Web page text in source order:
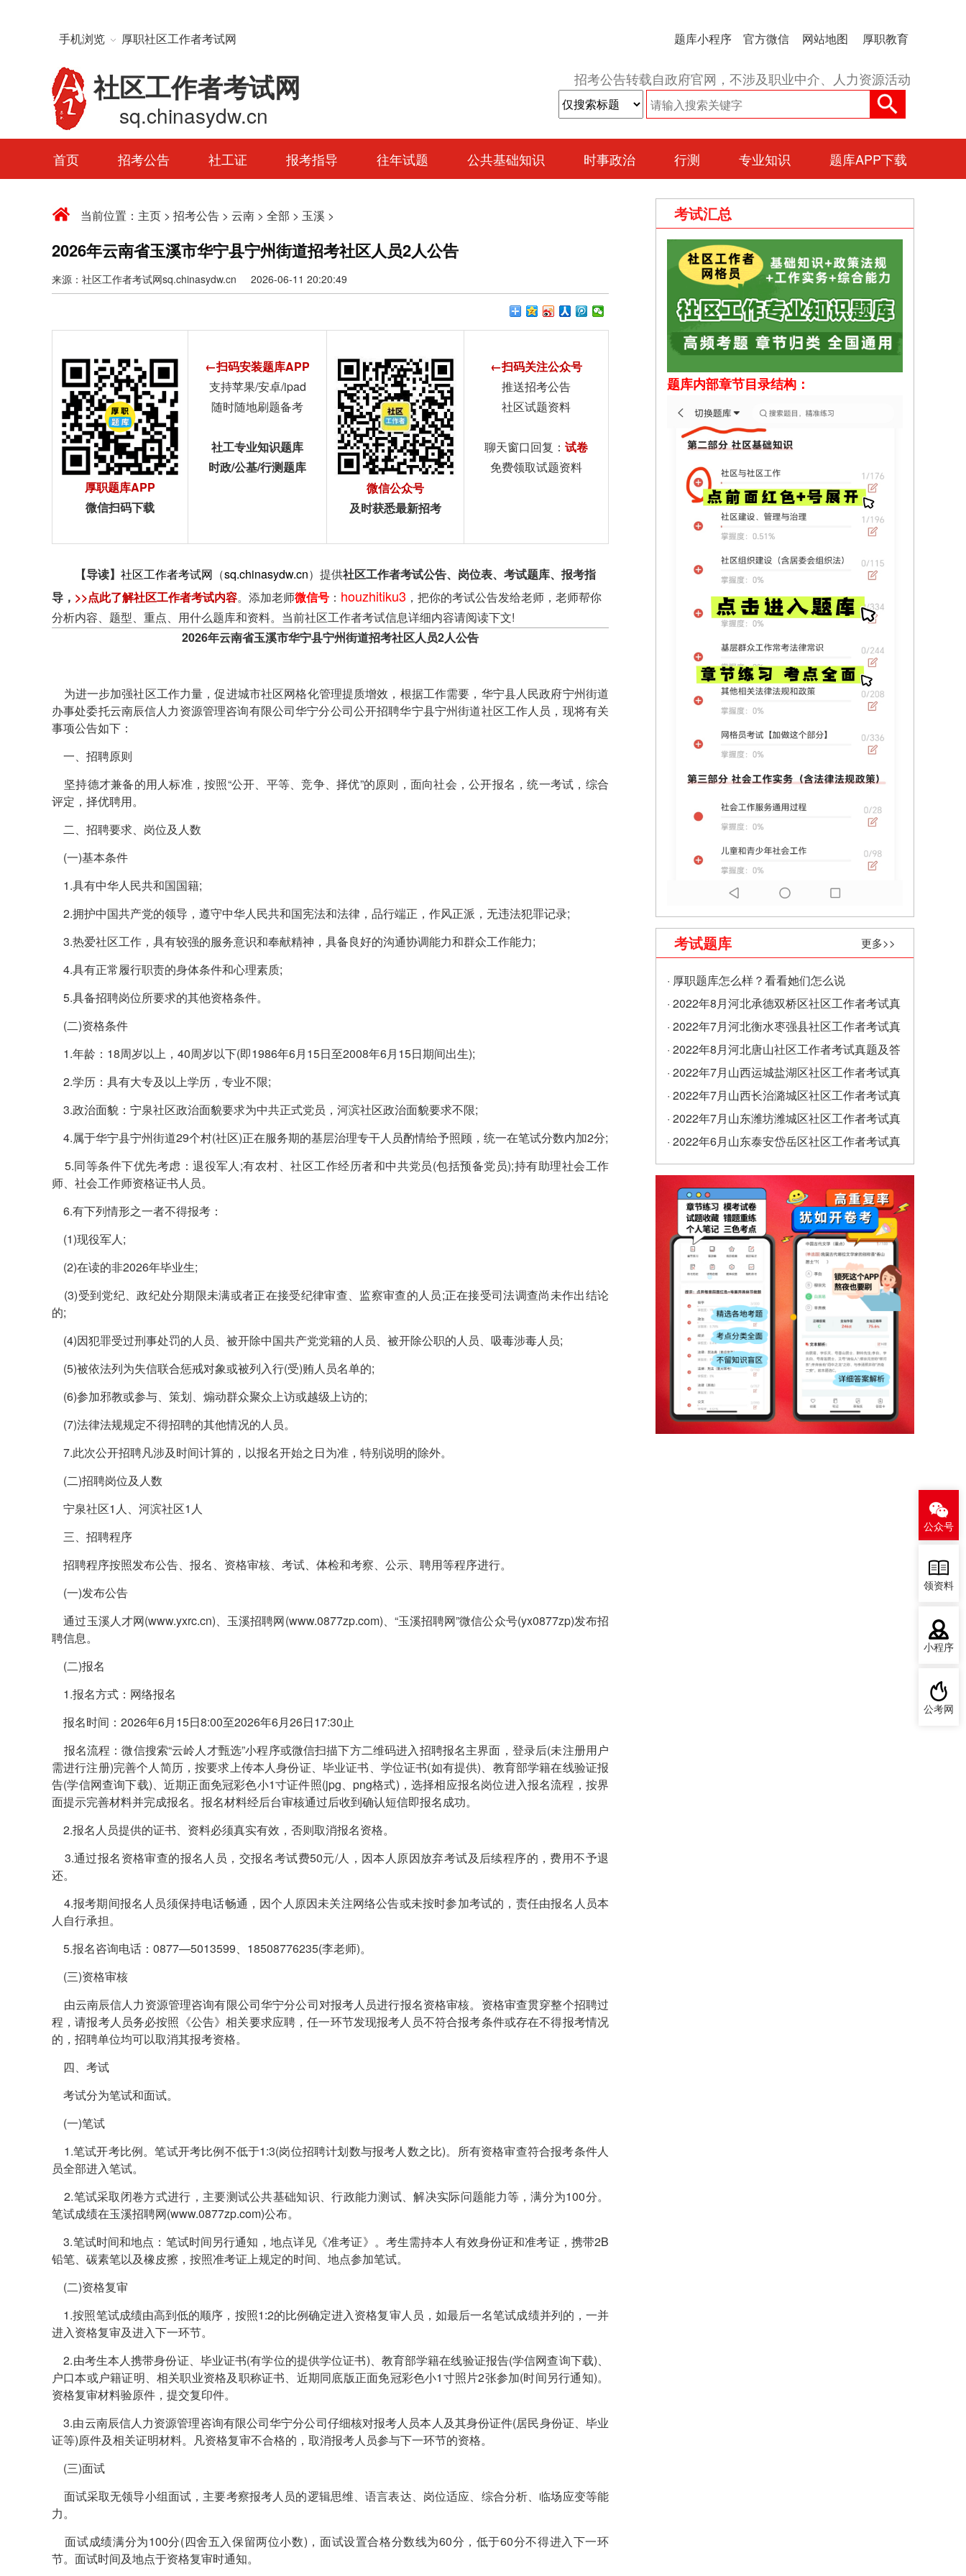
手机浏览 厚职社区工作者考试网 题库小程序 官方微信 网站地图 厚职教育
社区工作者考试网
sq.chinasydw.cn
招考公告转载自政府官网，不涉及职业中介、人力资源活动
首页 招考公告 社工证 报考指导 往年试题 公共基础知识 时事政治 行测 专业知识 题库APP下载
当前位置： 主页 > 招考公告 > 云南 > 全部 > 玉溪 >
2026年云南省玉溪市华宁县宁州街道招考社区人员2人公告
来源：社区工作者考试网sq.chinasydw.cn 2026-06-11 20:20:49
厚职题库APP
微信扫码下载
←扫码安装题库APP
支持苹果/安卓/ipad
随时随地刷题备考
社工专业知识题库
时政/公基/行测题库
微信公众号
及时获悉最新招考
←扫码关注公众号
推送招考公告
社区试题资料
聊天窗口回复： 试卷
免费领取试题资料
【导读】 社区工作者考试网 （sq.chinasydw.cn）提供社区工作者考试公告、岗位表、考试题库、报考指
导 ， >>点此了解社区工作者考试内容。添加老师微信号 ： houzhitiku3 ，把你的考试公告发给老师，老师帮你
分析内容、题型、重点、用什么题库和资料。当前社区工作者考试信息详细内容请阅读下文!
2026年云南省玉溪市华宁县宁州街道招考社区人员2人公告
为进一步加强社区工作力量，促进城市社区网格化管理提质增效，根据工作需要，华宁县人民政府宁州街道
办事处委托云南辰信人力资源管理咨询有限公司华宁分公司公开招聘华宁县宁州街道社区工作人员，现将有关
事项公告如下：
一、招聘原则
坚持德才兼备的用人标准，按照“公开、平等、竞争、择优”的原则，面向社会，公开报名，统一考试，综合
评定，择优聘用。
二、招聘要求、岗位及人数
(一)基本条件
1.具有中华人民共和国国籍;
2.拥护中国共产党的领导，遵守中华人民共和国宪法和法律，品行端正，作风正派，无违法犯罪记录;
3.热爱社区工作，具有较强的服务意识和奉献精神，具备良好的沟通协调能力和群众工作能力;
4.具有正常履行职责的身体条件和心理素质;
5.具备招聘岗位所要求的其他资格条件。
(二)资格条件
1.年龄：18周岁以上，40周岁以下(即1986年6月15日至2008年6月15日期间出生);
2.学历：具有大专及以上学历，专业不限;
3.政治面貌：宁泉社区政治面貌要求为中共正式党员，河滨社区政治面貌要求不限;
4.属于华宁县宁州街道29个村(社区)正在服务期的基层治理专干人员酌情给予照顾，统一在笔试分数内加2分;
5.同等条件下优先考虑：退役军人;有农村、社区工作经历者和中共党员(包括预备党员);持有助理社会工作
师、社会工作师资格证书人员。
6.有下列情形之一者不得报考：
(1)现役军人;
(2)在读的非2026年毕业生;
(3)受到党纪、政纪处分期限未满或者正在接受纪律审查、监察审查的人员;正在接受司法调查尚未作出结论
的;
(4)因犯罪受过刑事处罚的人员、被开除中国共产党党籍的人员、被开除公职的人员、吸毒涉毒人员;
(5)被依法列为失信联合惩戒对象或被列入行(受)贿人员名单的;
(6)参加邪教或参与、策划、煽动群众聚众上访或越级上访的;
(7)法律法规规定不得招聘的其他情况的人员。
7.此次公开招聘凡涉及时间计算的，以报名开始之日为准，特别说明的除外。
(二)招聘岗位及人数
宁泉社区1人、河滨社区1人
三、招聘程序
招聘程序按照发布公告、报名、资格审核、考试、体检和考察、公示、聘用等程序进行。
(一)发布公告
通过玉溪人才网(www.yxrc.cn)、玉溪招聘网(www.0877zp.com)、“玉溪招聘网”微信公众号(yx0877zp)发布招
聘信息。
(二)报名
1.报名方式：网络报名
报名时间：2026年6月15日8:00至2026年6月26日17:30止
报名流程：微信搜索“云岭人才甄选”小程序或微信扫描下方二维码进入招聘报名主界面，登录后(未注册用户
需进行注册)完善个人简历，按要求上传本人身份证、毕业证书、学位证书(如有提供)、教育部学籍在线验证报
告(学信网查询下载)、近期正面免冠彩色小1寸证件照(jpg、png格式)，选择相应报名岗位进入报名流程，按界
面提示完善材料并完成报名。报名材料经后台审核通过后收到确认短信即报名成功。
2.报名人员提供的证书、资料必须真实有效，否则取消报名资格。
3.通过报名资格审查的报名人员，交报名考试费50元/人，因本人原因放弃考试及后续程序的，费用不予退
还。
4.报考期间报名人员须保持电话畅通，因个人原因未关注网络公告或未按时参加考试的，责任由报名人员本
人自行承担。
5.报名咨询电话：0877—5013599、18508776235(李老师)。
(三)资格审核
由云南辰信人力资源管理咨询有限公司华宁分公司对报考人员进行报名资格审核。资格审查贯穿整个招聘过
程，请报考人员务必按照《公告》相关要求应聘，任一环节发现报考人员不符合报考条件或存在不得报考情况
的，招聘单位均可以取消其报考资格。
四、考试
考试分为笔试和面试。
(一)笔试
1.笔试开考比例。笔试开考比例不低于1:3(岗位招聘计划数与报考人数之比)。所有资格审查符合报考条件人
员全部进入笔试。
2.笔试采取闭卷方式进行，主要测试公共基础知识、行政能力测试、解决实际问题能力等，满分为100分。
笔试成绩在玉溪招聘网(www.0877zp.com)公布。
3.笔试时间和地点：笔试时间另行通知，地点详见《准考证》。考生需持本人有效身份证和准考证，携带2B
铅笔、碳素笔以及橡皮擦，按照准考证上规定的时间、地点参加笔试。
(二)资格复审
1.按照笔试成绩由高到低的顺序，按照1:2的比例确定进入资格复审人员，如最后一名笔试成绩并列的，一并
进入资格复审及进入下一环节。
2.由考生本人携带身份证、毕业证书(有学位的提供学位证书)、教育部学籍在线验证报告(学信网查询下载)、
户口本或户籍证明、相关职业资格及职称证书、近期同底版正面免冠彩色小1寸照片2张参加(时间另行通知)。
资格复审材料验原件，提交复印件。
3.由云南辰信人力资源管理咨询有限公司华宁分公司仔细核对报考人员本人及其身份证件(居民身份证、毕业
证等)原件及相关证明材料。凡资格复审不合格的，取消报考人员参与下一环节的资格。
(三)面试
面试采取无领导小组面试，主要考察报考人员的逻辑思维、语言表达、岗位适应、综合分析、临场应变等能
力。
面试成绩满分为100分(四舍五入保留两位小数)，面试设置合格分数线为60分，低于60分不得进入下一环
节。面试时间及地点于资格复审时通知。
考试汇总
题库内部章节目录结构：
考试题库 更多>>
· 厚职题库怎么样？看看她们怎么说
· 2022年8月河北承德双桥区社区工作者考试真
题及答案（精选）
· 2022年7月河北衡水枣强县社区工作者考试真
题及答案
· 2022年8月河北唐山社区工作者考试真题及答
案
· 2022年7月山西运城盐湖区社区工作者考试真
题及答案
· 2022年7月山西长治潞城区社区工作者考试真
题及答案
· 2022年7月山东潍坊潍城区社区工作者考试真
题及答案
· 2022年6月山东泰安岱岳区社区工作者考试真
题及答案（精选）
公众号
领资料
小程序
公考网